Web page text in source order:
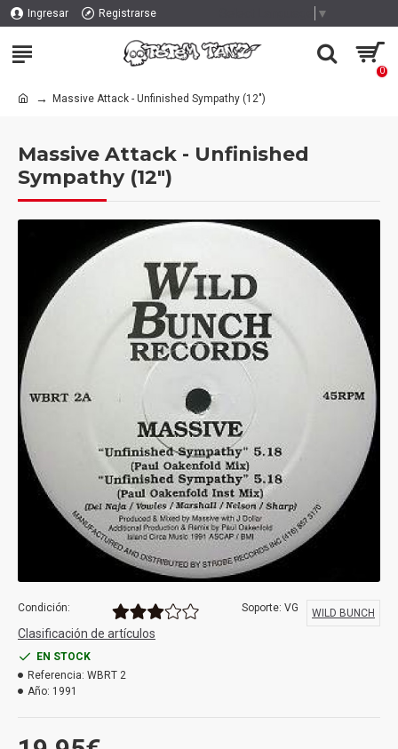
Ingresar Registrarse ▼
0
Massive Attack - Unfinished Sympathy (12")
Massive Attack - Unfinished
Sympathy (12")
Condición: Soporte: VG
Clasificación de artículos
EN STOCK
Referencia: WBRT 2
Año: 1991
WILD BUNCH